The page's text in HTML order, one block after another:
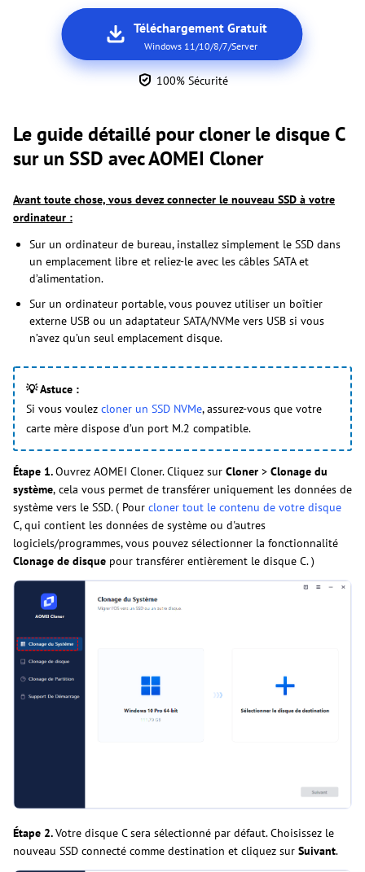
Téléchargement Gratuit
Windows 11/10/8/7/Server
100% Sécurité
Le guide détaillé pour cloner le disque C
sur un SSD avec AOMEI Cloner
Avant toute chose, vous devez connecter le nouveau SSD à votre
ordinateur :
Sur un ordinateur de bureau, installez simplement le SSD dans
un emplacement libre et reliez-le avec les câbles SATA et
d’alimentation.
Sur un ordinateur portable, vous pouvez utiliser un boîtier
externe USB ou un adaptateur SATA/NVMe vers USB si vous
n’avez qu’un seul emplacement disque.
💡 Astuce :
Si vous voulez cloner un SSD NVMe, assurez-vous que votre
carte mère dispose d’un port M.2 compatible.
Étape 1.Ouvrez AOMEI Cloner. Cliquez sur Cloner > Clonage du
système, cela vous permet de transférer uniquement les données de
système vers le SSD. ( Pour cloner tout le contenu de votre disque
C, qui contient les données de système ou d'autres
logiciels/programmes, vous pouvez sélectionner la fonctionnalité
Clonage de disque pour transférer entièrement le disque C. )
Étape 2.Votre disque C sera sélectionné par défaut. Choisissez le
nouveau SSD connecté comme destination et cliquez sur Suivant.